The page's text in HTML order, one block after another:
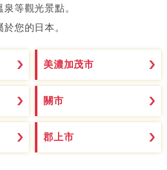
等觀光景點。
您的日本。
美濃加茂市
關市
郡上市